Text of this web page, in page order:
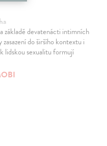
základě devatenácti intimních
do širšího kontextu i
lidskou sexualitu formují